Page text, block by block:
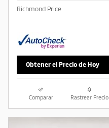
Richmond Price
Obtener el Precio de Hoy
Comparar Rastrear Precio